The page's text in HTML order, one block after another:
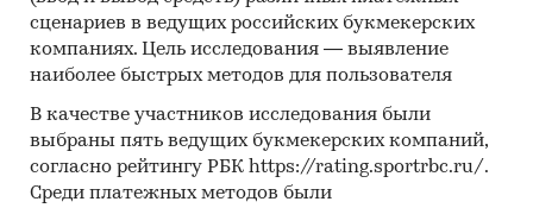
сценариев в ведущих российских букмекерских
компаниях. Цель исследования — выявление
наиболее быстрых методов для пользователя
В качестве участников исследования были
выбраны пять ведущих букмекерских компаний,
согласно рейтингу РБК https://rating.sportrbc.ru/.
Среди платежных методов были